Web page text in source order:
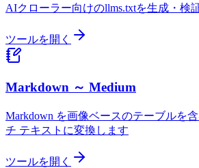
AIクローラー向けのllms.txtを生成・検
ツールを開く
Markdown ～ Medium
Markdown を画像ベースのテーブルを
チ テキストに変換します
ツールを開く